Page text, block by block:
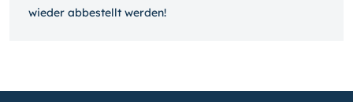
wieder ab­bestellt werden!